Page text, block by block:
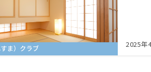
2025年